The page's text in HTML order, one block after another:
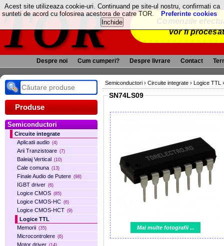
TOR
Comenzile
vor fi
Despre noi Cum cumperi? Despre livrare Contact
Produse
Semiconductori
Circuite integrate
Aplicatii audio (4)
Arii Tranzistoare (7)
Baleiaj Vertical (10)
Cale comuna (13)
Finale Audio de Putere (98)
IGBT driver (6)
Logice CMOS (85)
Logice CMOS-HC (6)
Logice CMOS-HCT (9)
Logice TTL
Memorii (35)
Microcontrolere (6)
Motor driver (14)
Semiconductori › Circuite integrate › Logice TTL
SN74LS09
Mai multe fotografii ...
Acest site utilizeaza cookie-uri. Continuand pe site-ul nostru, confirmati ca
sunteti de acord cu folosirea acestora de catre TOR.
Preferinte cookies